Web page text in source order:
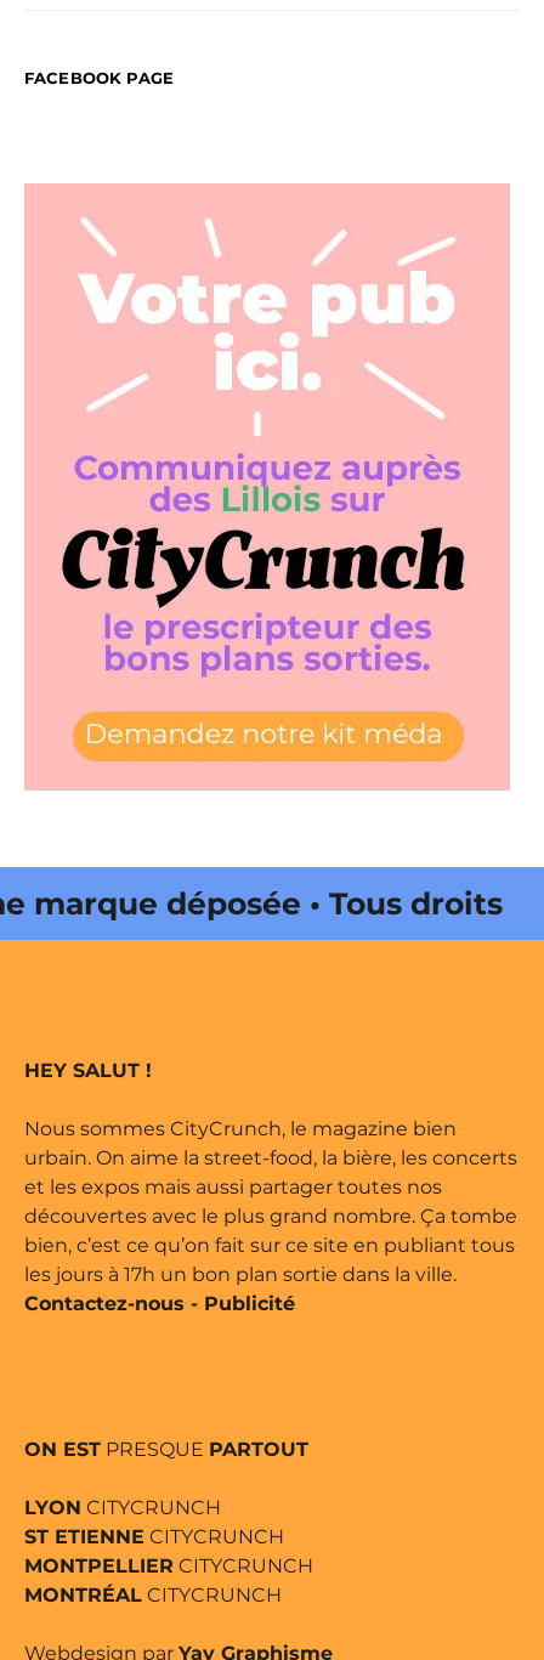
FACEBOOK PAGE
déposée • Tous droits
édité par Buena Onda Web •
HEY SALUT !
Nous sommes CityCrunch, le magazine bien
urbain. On aime la street-food, la bière, les concerts
et les expos mais aussi partager toutes nos
découvertes avec le plus grand nombre. Ça tombe
bien, c’est ce qu’on fait sur ce site en publiant tous
les jours à 17h un bon plan sortie dans la ville.
Contactez-nous - Publicité
ON EST PRESQUE PARTOUT
LYON CITYCRUNCH
ST ETIENNE CITYCRUNCH
MONTPELLIER CITYCRUNCH
MONTRÉAL CITYCRUNCH
Webdesign par Yay Graphisme